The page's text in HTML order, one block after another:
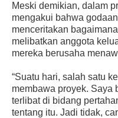
Meski demikian, dalam
mengakui bahwa
menceritakan
melibatkan anggota
mereka berusaha
“Suatu hari, salah satu
membawa proyek. Saya
terlibat di bidang
tentang itu. Jadi tidak,